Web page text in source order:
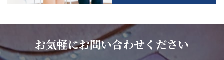
お気軽にお問い合わせください